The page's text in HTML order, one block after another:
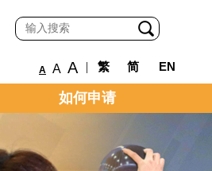
A A A | 繁 简 EN
如何申请